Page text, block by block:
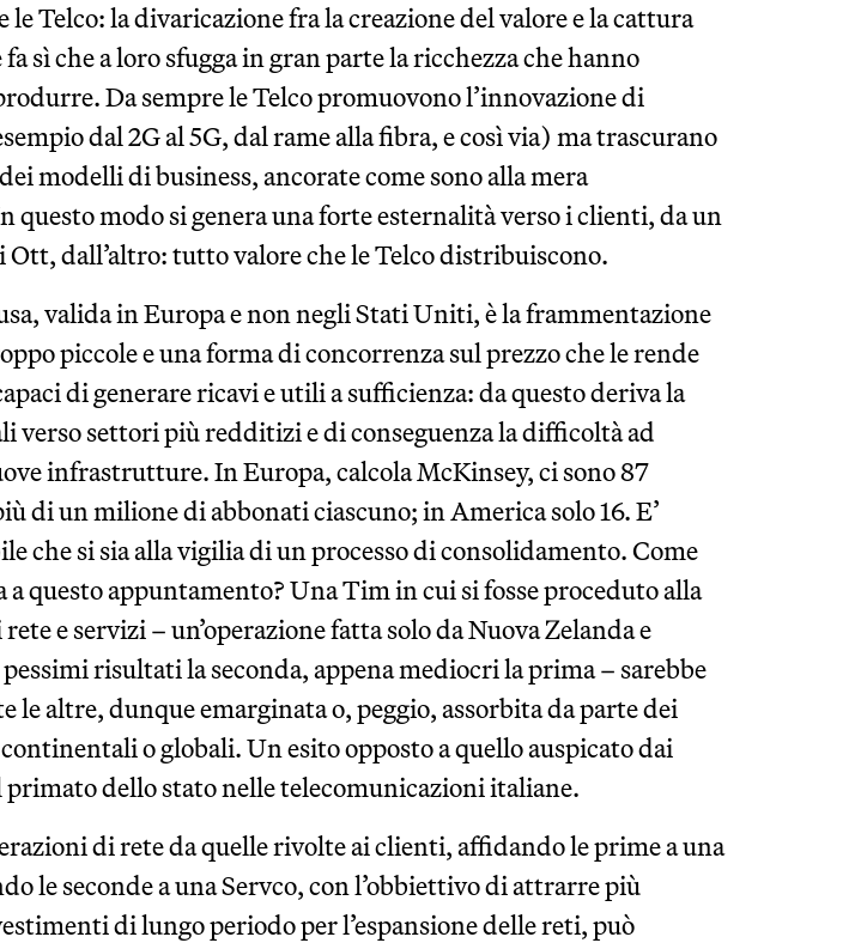
le Telco: la divaricazione fra la creazione del valore e la cattura
sì che a loro sfugga in gran parte la ricchezza che hanno
Da sempre le Telco promuovono l’innovazione di
dal 2G al 5G, dal rame alla fibra, e così via) ma trascurano
modelli di business, ancorate come sono alla mera
questo modo si genera una forte esternalità verso i clienti, da un
Ott, dall’altro: tutto valore che le Telco distribuiscono.
valida in Europa e non negli Stati Uniti, è la frammentazione
piccole e una forma di concorrenza sul prezzo che le rende
di generare ricavi e utili a sufficienza: da questo deriva la
verso settori più redditizi e di conseguenza la difficoltà ad
infrastrutture. In Europa, calcola McKinsey, ci sono 87
di un milione di abbonati ciascuno; in America solo 16. E’
che si sia alla vigilia di un processo di consolidamento. Come
a questo appuntamento? Una Tim in cui si fosse proceduto alla
e servizi – un’operazione fatta solo da Nuova Zelanda e
risultati la seconda, appena mediocri la prima – sarebbe
le altre, dunque emarginata o, peggio, assorbita da parte dei
o globali. Un esito opposto a quello auspicato dai
dello stato nelle telecomunicazioni italiane.
di rete da quelle rivolte ai clienti, affidando le prime a una
le seconde a una Servco, con l’obbiettivo di attrarre più
di lungo periodo per l’espansione delle reti, può